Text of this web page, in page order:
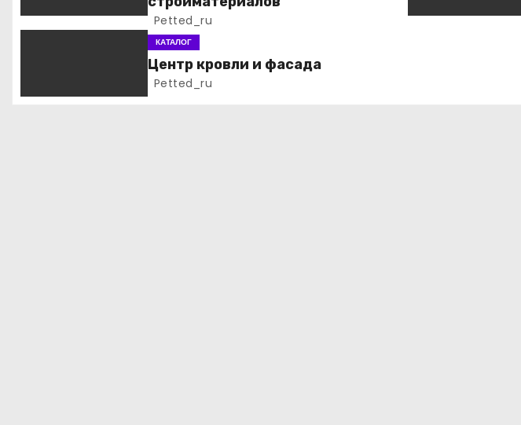
п
Petted_ru
КАТАЛОГ
Центр кровли и фасада
Petted_ru